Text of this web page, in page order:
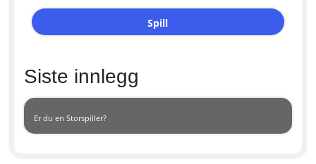
Spill
Siste innlegg
Er du en Storspiller?